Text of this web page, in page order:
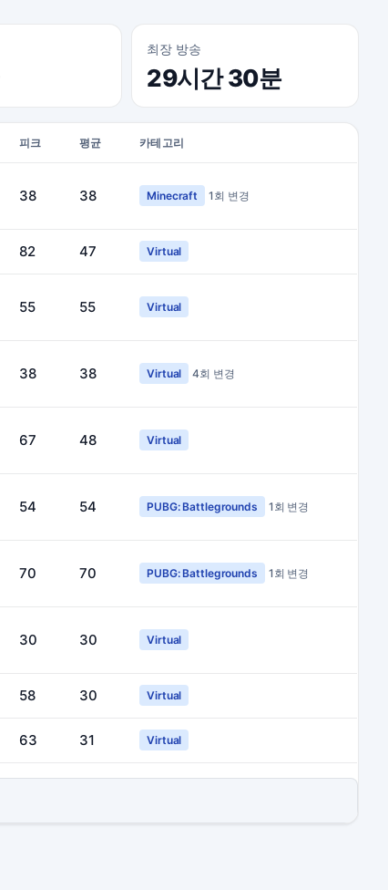
최장 방송
29시간 30분
피크 평균 카테고리
38 38 Minecraft 1회 변경
82 47 Virtual
55 55 Virtual
38 38 Virtual 4회 변경
67 48 Virtual
54 54 PUBG: Battlegrounds 1회 변경
70 70 PUBG: Battlegrounds 1회 변경
30 30 Virtual
58 30 Virtual
63 31 Virtual